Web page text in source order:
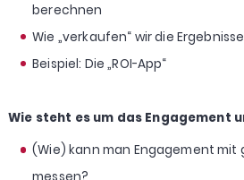
berechnen
Wie „verkaufen“ wir die
Beispiel: Die „ROI-App“
Wie steht es um das Engagement
(Wie) kann man Engagement mit